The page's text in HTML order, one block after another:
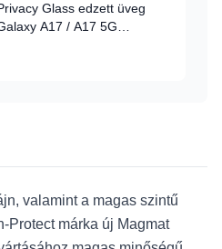
Glass edzett üveg
A17 / A17 5G
2 darabos készlet,
valamint a magas szintű
Protect márka új Magmat